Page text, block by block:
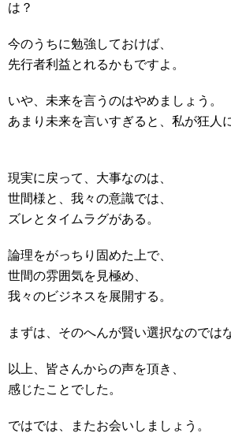
は？
今のうちに勉強しておけば、
先行者利益とれるかもですよ。
いや、未来を言うのはやめましょう。
あまり未来を言いすぎると、私が狂人
現実に戻って、大事なのは、
世間様と、我々の意識では、
ズレとタイムラグがある。
論理をがっちり固めた上で、
世間の雰囲気を見極め、
我々のビジネスを展開する。
まずは、そのへんが賢い選択なのでは
以上、皆さんからの声を頂き、
感じたことでした。
ではでは、またお会いしましょう。